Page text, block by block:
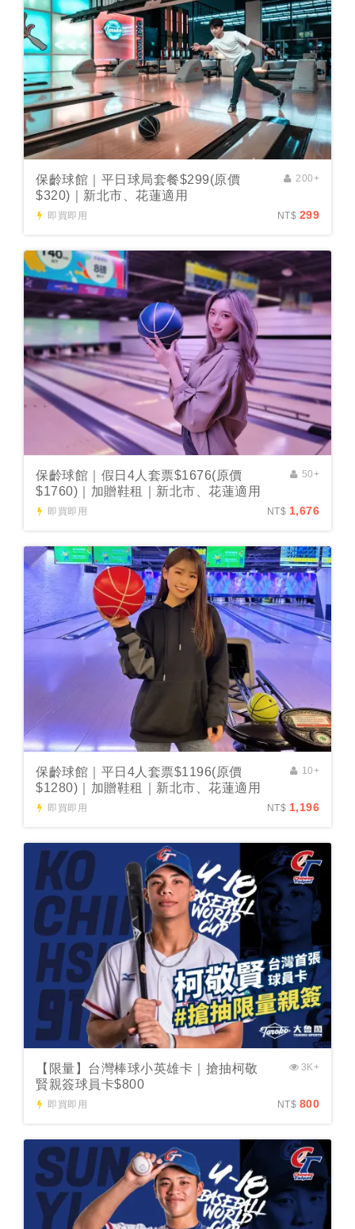
保齡球館｜平日球局套餐$299(原價
$320)｜新北市、花蓮適用
即買即用
200+
NT$ 299
保齡球館｜假日4人套票$1676(原價
$1760)｜加贈鞋租｜新北市、花蓮適用
即買即用
50+
NT$ 1,676
保齡球館｜平日4人套票$1196(原價
$1280)｜加贈鞋租｜新北市、花蓮適用
即買即用
10+
NT$ 1,196
【限量】台灣棒球小英雄卡｜搶抽柯敬
賢親簽球員卡$800
即買即用
3K+
NT$ 800